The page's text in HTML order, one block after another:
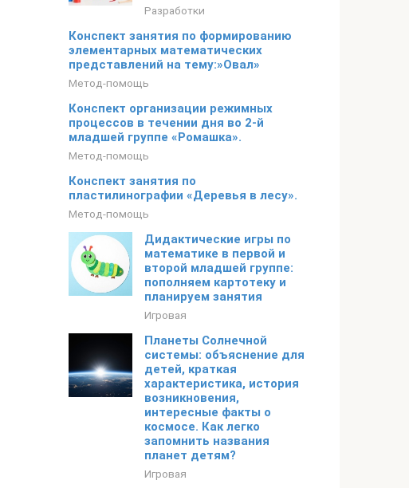
Разработки
Конспект занятия по формированию
элементарных математических
представлений на тему:»Овал»
Метод-помощь
Конспект организации режимных
процессов в течении дня во 2-й
младшей группе «Ромашка».
Метод-помощь
Конспект занятия по
пластилинографии «Деревья в лесу».
Метод-помощь
Дидактические игры по
математике в первой и
второй младшей группе:
пополняем картотеку и
планируем занятия
Игровая
Планеты Солнечной
системы: объяснение для
детей, краткая
характеристика, история
возникновения,
интересные факты о
космосе. Как легко
запомнить названия
планет детям?
Игровая